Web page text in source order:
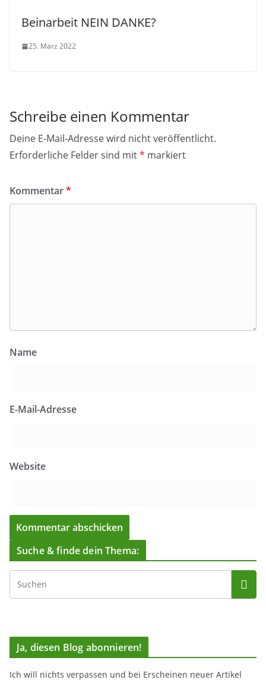
Beinarbeit NEIN DANKE?
25. März 2022
Schreibe einen Kommentar
Deine E-Mail-Adresse wird nicht veröffentlicht.
Erforderliche Felder sind mit* markiert
Kommentar*
Name
E-Mail-Adresse
Website
Suche & finde dein Thema:
Ja, diesen Blog abonnieren!
Ich will nichts verpassen und bei Erscheinen neuer Artikel